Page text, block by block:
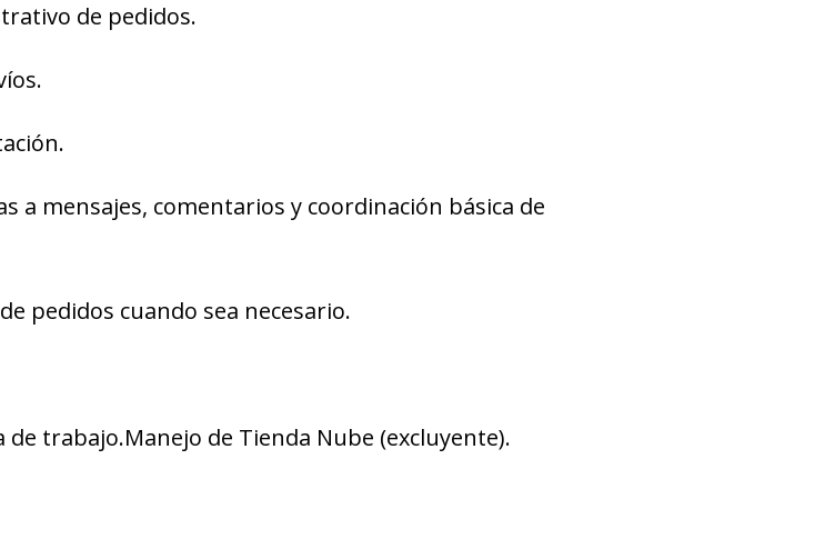
de pedidos.
a mensajes, comentarios y coordinación básica de
pedidos cuando sea necesario.
de trabajo.Manejo de Tienda Nube (excluyente).